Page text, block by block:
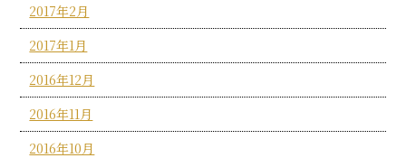
2017年2月
2017年1月
2016年12月
2016年11月
2016年10月